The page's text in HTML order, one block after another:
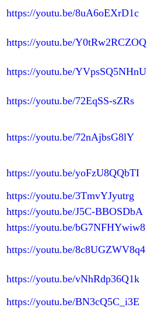
https://youtu.be/8uA6oEXrD1c
https://youtu.be/Y0tRw2RCZOQ
https://youtu.be/YVpsSQ5NHnU
https://youtu.be/72EqSS-sZRs
https://youtu.be/72nAjbsG8lY
https://youtu.be/yoFzU8QQbTI
https://youtu.be/3TmvYJyutrg
https://youtu.be/J5C-BBOSDbA
https://youtu.be/bG7NFHYwiw8
https://youtu.be/8c8UGZWV8q4
https://youtu.be/vNhRdp36Q1k
https://youtu.be/BN3cQ5C_i3E